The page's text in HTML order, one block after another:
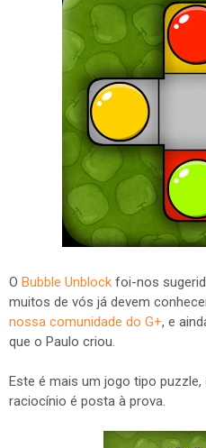
O Bubble Unblock foi-nos
muitos de vós já devem
nossa comunidade do G+, e
que o Paulo criou.
Este é mais um jogo tipo
raciocínio é posta à prova.